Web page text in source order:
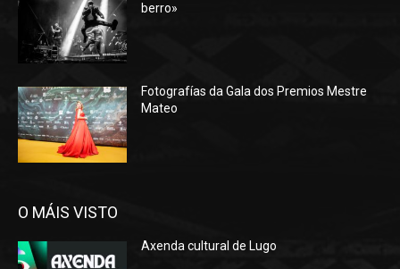
berro»
Fotografías da Gala dos Premios Mestre
Mateo
O MÁIS VISTO
Axenda cultural de Lugo